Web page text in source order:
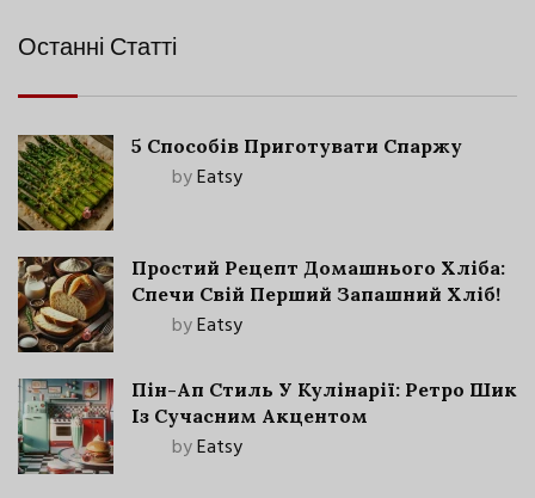
Останні Статті
5 Способів Приготувати Спаржу
byEatsy
Простий Рецепт Домашнього Хліба:
Спечи Свій Перший Запашний Хліб!
byEatsy
Пін-Ап Стиль У Кулінарії: Ретро Шик
Із Сучасним Акцентом
byEatsy